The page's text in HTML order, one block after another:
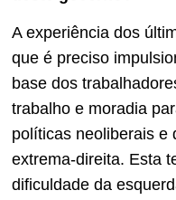
A experiência dos
que é preciso
base dos
trabalho e moradia
políticas neoliberais e
extrema-direita. Esta
dificuldade da